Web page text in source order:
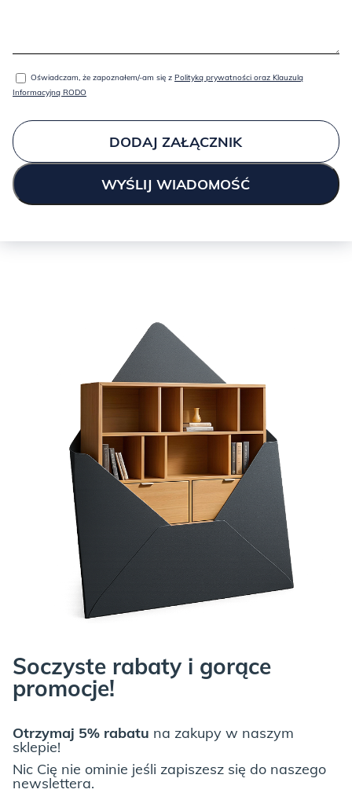
Oświadczam, że zapoznałem/-am się z Polityką prywatności oraz Klauzulą
Informacyjną RODO
DODAJ ZAŁĄCZNIK
Soczyste rabaty i gorące
promocje!
Otrzymaj 5% rabatu na zakupy w naszym
sklepie!
Nic Cię nie ominie jeśli zapiszesz się do naszego
newslettera.